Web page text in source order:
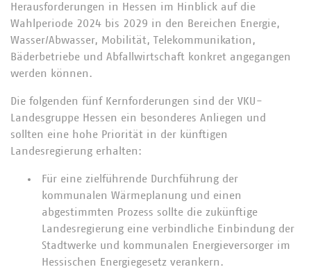
Herausforderungen in Hessen im Hinblick auf die
Wahlperiode 2024 bis 2029 in den Bereichen Energie,
Wasser/Abwasser, Mobilität, Telekommunikation,
Bäderbetriebe und Abfallwirtschaft konkret angegangen
werden können.
Die folgenden fünf Kernforderungen sind der VKU-
Landesgruppe Hessen ein besonderes Anliegen und
sollten eine hohe Priorität in der künftigen
Landesregierung erhalten:
Für eine zielführende Durchführung der
kommunalen Wärmeplanung und einen
abgestimmten Prozess sollte die zukünftige
Landesregierung eine verbindliche Einbindung der
Stadtwerke und kommunalen Energieversorger im
Hessischen Energiegesetz verankern.